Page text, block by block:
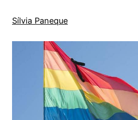
Sílvia Paneque